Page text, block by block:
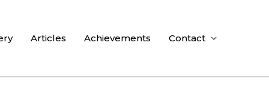
Articles Achievements Contact